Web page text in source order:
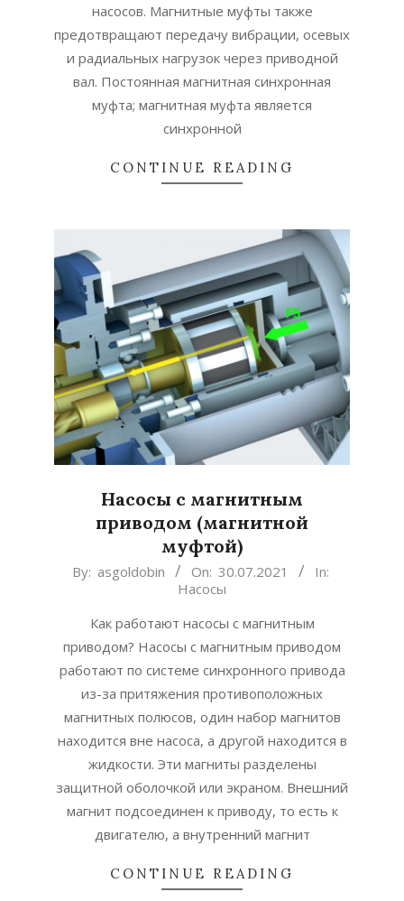
насосов. Магнитные муфты также
предотвращают передачу вибрации, осевых
и радиальных нагрузок через приводной
вал. Постоянная магнитная синхронная
муфта; магнитная муфта является
синхронной
CONTINUE READING
Насосы с магнитным
приводом (магнитной
муфтой)
2021-
By: asgoldobin On: 30.07.2021
In:
Насосы
Как работают насосы с магнитным
приводом? Насосы с магнитным приводом
работают по системе синхронного привода
из-за притяжения противоположных
магнитных полюсов, один набор магнитов
находится вне насоса, а другой находится в
жидкости. Эти магниты разделены
защитной оболочкой или экраном. Внешний
магнит подсоединен к приводу, то есть к
двигателю, а внутренний магнит
CONTINUE READING